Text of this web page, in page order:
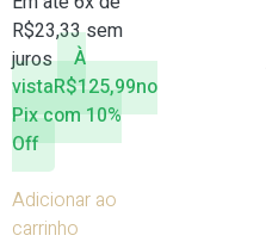
R$23,33sem
juros
À
vistaR$125,99no
Pix com 10%
Off
Adicionar ao
carrinho